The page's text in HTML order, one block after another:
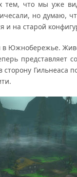
тем, что мы уже
но думаю,
и на старой
Южнобережье.
представляет
Гильнеаса